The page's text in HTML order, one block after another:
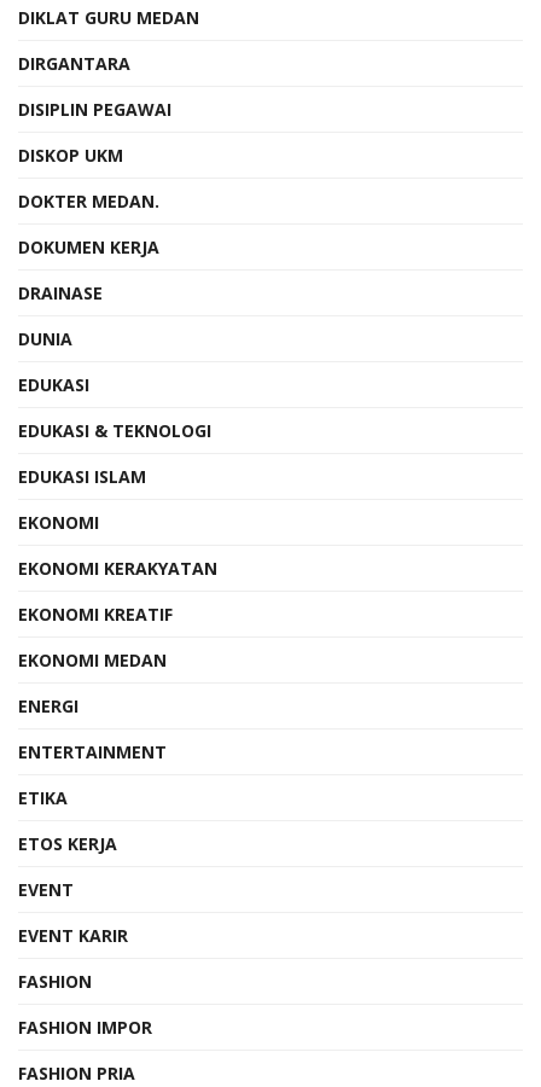
DIKLAT GURU MEDAN
DIRGANTARA
DISIPLIN PEGAWAI
DISKOP UKM
DOKTER MEDAN.
DOKUMEN KERJA
DRAINASE
DUNIA
EDUKASI
EDUKASI & TEKNOLOGI
EDUKASI ISLAM
EKONOMI
EKONOMI KERAKYATAN
EKONOMI KREATIF
EKONOMI MEDAN
ENERGI
ENTERTAINMENT
ETIKA
ETOS KERJA
EVENT
EVENT KARIR
FASHION
FASHION IMPOR
FASHION PRIA